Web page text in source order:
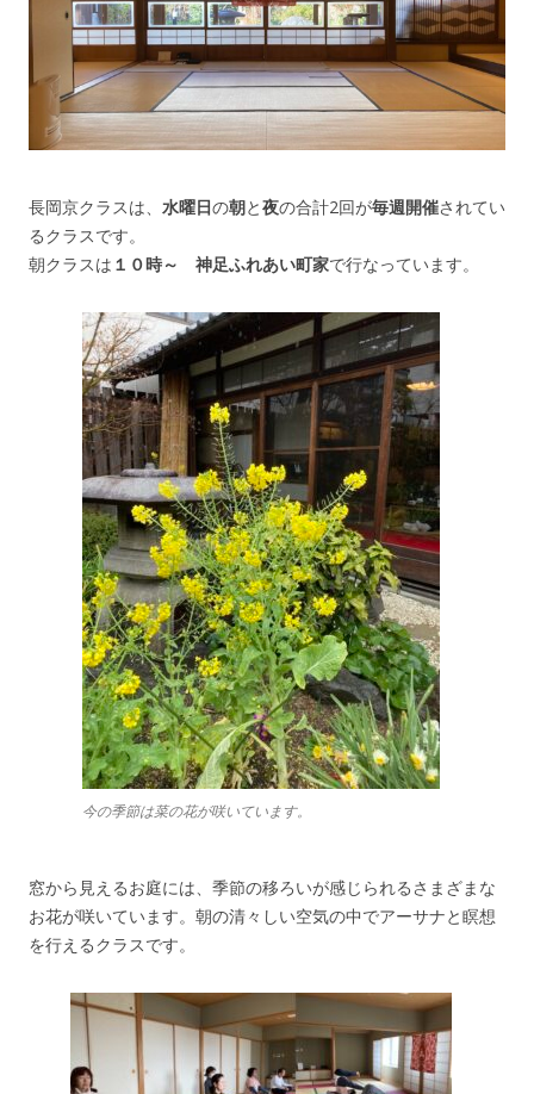
長岡京クラスは、 水曜日の朝と夜の合計2回が毎週開催されてい
るクラスです。
朝クラスは １０時～ 神足ふれあい町家で行なっています。
今の季節は菜の花が咲いています。
窓から見えるお庭には、季節の移ろいが感じられるさまざまな
お花が咲いています。朝の清々しい空気の中でアーサナと瞑想
を行えるクラスです。